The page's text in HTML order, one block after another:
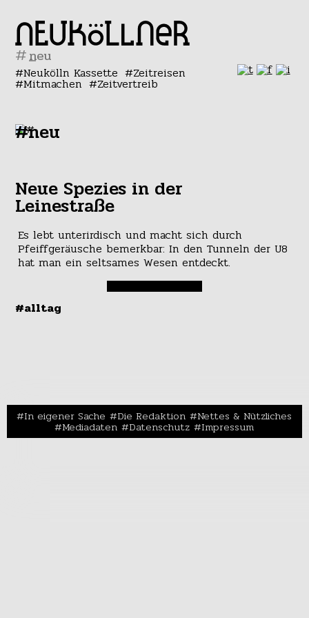
#
Neukölln Kassette Zeitreisen
Mitmachen Zeitvertreib
#neu
Neue Spezies in der
Leinestraße
Es lebt unterirdisch und macht sich durch
Pfeiffgeräusche bemerkbar: In den Tunneln der U8
hat man ein seltsames Wesen entdeckt.
#alltag
In eigener Sache Die Redaktion Nettes & Nützliches
Mediadaten Datenschutz Impressum